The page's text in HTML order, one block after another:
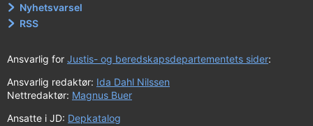
Nyhetsvarsel
RSS
Ansvarlig for Justis- og beredskapsdepartementets sider:
Ansvarlig redaktør: Ida Dahl Nilssen
Nettredaktør: Magnus Buer
Ansatte i JD: Depkatalog